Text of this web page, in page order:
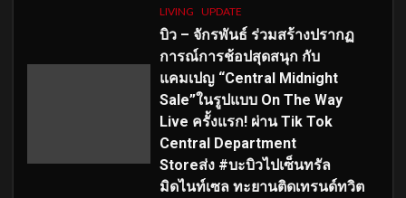
LIVING UPDATE
บิว – จักรพันธ์ ร่วมสร้างปรากฏ
การณ์การช้อปสุดสนุก กับ
แคมเปญ “Central Midnight
Sale”ในรูปแบบ On The Way
Live ครั้งแรก! ผ่าน Tik Tok
Central Department
Storeส่ง #บะบิวไปเซ็นทรัล
มิดไนท์เซล ทะยานติดเทรนด์ทวิต